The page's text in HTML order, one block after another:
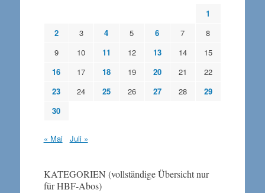
1
2
3 4 5 6 7
8
9
10 11 12 13 14
15
16
17 18 19 20 21
22
23
24 25 26 27 28
29
30
« Mai Juli »
KATEGORIEN (vollständige Übersicht nur
für HBF-Abos)